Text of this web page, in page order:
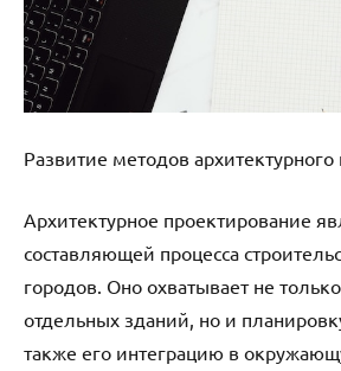
Развитие методов
Архитектурное проектирование
составляющей процесса
городов. Оно охватывает не
отдельных зданий, но и
также его интеграцию в